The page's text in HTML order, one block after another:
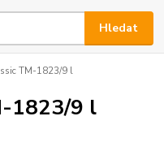
Hledat
TM-1823/9 l
1823/9 l